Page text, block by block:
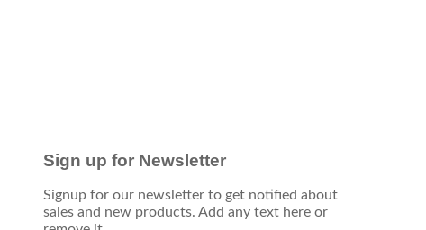
Sign up for Newsletter
Signup for our newsletter to get notified about
sales and new products. Add any text here or